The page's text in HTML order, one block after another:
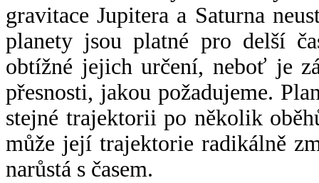
gravitace Jupitera a Saturna
planety jsou platné pro delší
obtížné jejich určení, neboť je
přesnosti, jakou požadujeme.
stejné trajektorii po několik
může její trajektorie radikálně
narůstá s časem.